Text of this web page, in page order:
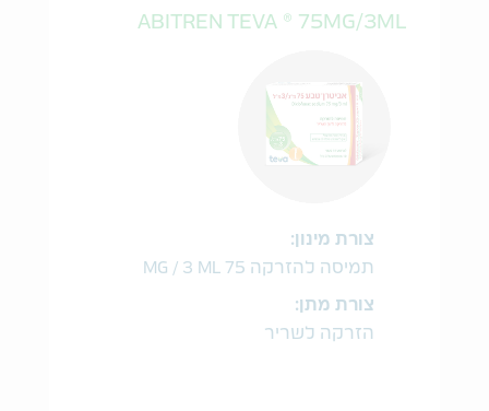
ABITREN TEVA ® 75MG/3ML
צורת מינון:
תמיסה להזרקה 75 MG / 3 ML
צורת מתן:
הזרקה לשריר